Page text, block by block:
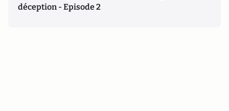
déception - Episode 2